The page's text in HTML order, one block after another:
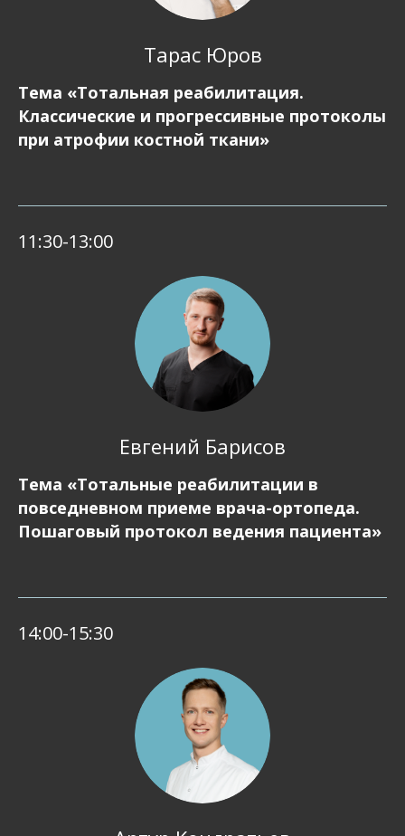
Тарас Юров
Тема «Тотальная реабилитация.
Классические и прогрессивные протоколы
при атрофии костной ткани»
11:30-13:00
Евгений Барисов
Тема «Тотальные реабилитации в
повседневном приеме врача-ортопеда.
Пошаговый протокол ведения пациента»
14:00-15:30